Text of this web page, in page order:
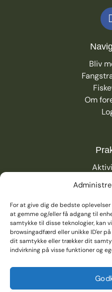
For at give dig de bedste
at gemme og/eller få adgang til
samtykke til disse teknologier, kan
browsingadfærd eller unikke ID'er
dit samtykke eller trækker dit
indvirkning på visse funktioner og
Bliv
Om
K